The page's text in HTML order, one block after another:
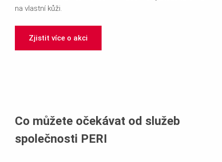
na vlastní kůži.
Zjistit více o akci
Co můžete očekávat od služeb
společnosti PERI